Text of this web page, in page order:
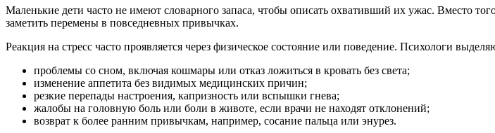
Маленькие дети часто не имеют словарного запаса, чтобы описать охвативший их ужас. Вместо
заметить перемены в повседневных привычках.
Реакция на стресс часто проявляется через физическое состояние или поведение. Психологи
проблемы со сном, включая кошмары или отказ ложиться в кровать без света;
изменение аппетита без видимых медицинских причин;
резкие перепады настроения, капризность или вспышки гнева;
жалобы на головную боль или боли в животе, если врачи не находят отклонений;
возврат к более ранним привычкам, например, сосание пальца или энурез.